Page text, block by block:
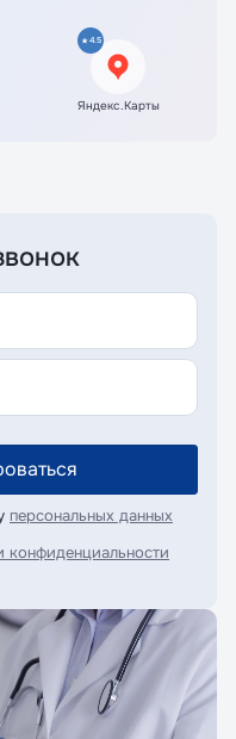
4.5
Яндекс.Карты
персональных данных
конфиденциальности